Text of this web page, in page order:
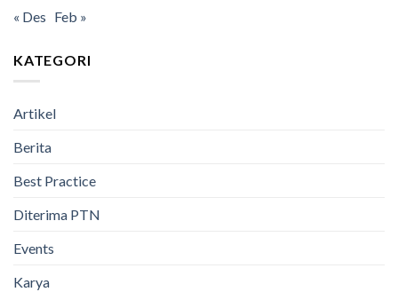
« Des Feb »
KATEGORI
Artikel
Berita
Best Practice
Diterima PTN
Events
Karya